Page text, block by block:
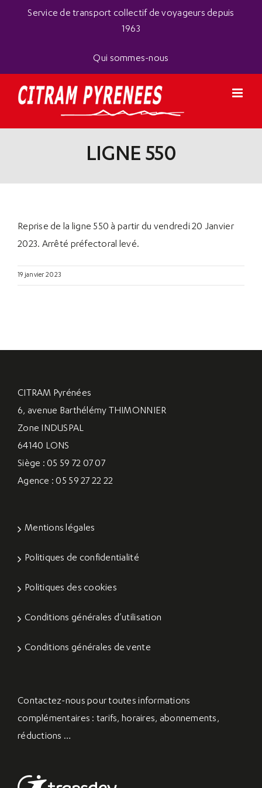
Service de transport collectif de voyageurs depuis
1963
Qui sommes-nous
LIGNE 550
Reprise de la ligne 550 à partir du vendredi 20 Janvier
2023. Arrêté préfectoral levé.
19 janvier 2023
CITRAM Pyrénées
6, avenue Barthélémy THIMONNIER
Zone INDUSPAL
64140 LONS
Siège : 05 59 72 07 07
Agence : 05 59 27 22 22
Mentions légales
Politiques de confidentialité
Politiques des cookies
Conditions générales d’utilisation
Conditions générales de vente
Contactez-nous pour toutes informations
complémentaires : tarifs, horaires, abonnements,
réductions …
Panneau de gestion des cookies